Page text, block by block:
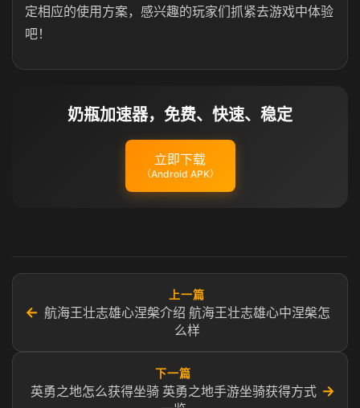
定相应的使用方案，感兴趣的玩家们抓紧去游戏中体验
吧！‌‌
奶瓶加速器，免费、快速、稳定
立即下载
（Android APK）
←
上一篇
航海王壮志雄心涅槃介绍 航海王壮志雄心中涅槃怎
么样
下一篇
英勇之地怎么获得坐骑 英勇之地手游坐骑获得方式 →